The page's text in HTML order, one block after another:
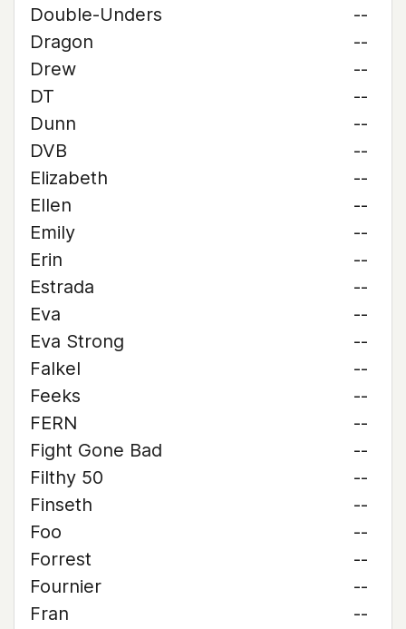
Double-Unders
--
Dragon
--
Drew
--
DT
--
Dunn
--
DVB
--
Elizabeth
--
Ellen
--
Emily
--
Erin
--
Estrada
--
Eva
--
Eva Strong
--
Falkel
--
Feeks
--
FERN
--
Fight Gone Bad
--
Filthy 50
--
Finseth
--
Foo
--
Forrest
--
Fournier
--
Fran
--